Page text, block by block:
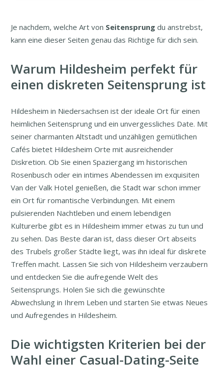
Je nachdem, welche Art von Seitensprung du anstrebst,
kann eine dieser Seiten genau das Richtige für dich sein.
Warum Hildesheim perfekt für
einen diskreten Seitensprung ist
Hildesheim in Niedersachsen ist der ideale Ort für einen
heimlichen Seitensprung und ein unvergessliches Date. Mit
seiner charmanten Altstadt und unzähligen gemütlichen
Cafés bietet Hildesheim Orte mit ausreichender
Diskretion. Ob Sie einen Spaziergang im historischen
Rosenbusch oder ein intimes Abendessen im exquisiten
Van der Valk Hotel genießen, die Stadt war schon immer
ein Ort für romantische Verbindungen. Mit einem
pulsierenden Nachtleben und einem lebendigen
Kulturerbe gibt es in Hildesheim immer etwas zu tun und
zu sehen. Das Beste daran ist, dass dieser Ort abseits
des Trubels großer Städte liegt, was ihn ideal für diskrete
Treffen macht. Lassen Sie sich von Hildesheim verzaubern
und entdecken Sie die aufregende Welt des
Seitensprungs. Holen Sie sich die gewünschte
Abwechslung in Ihrem Leben und starten Sie etwas Neues
und Aufregendes in Hildesheim.
Die wichtigsten Kriterien bei der
Wahl einer Casual-Dating-Seite